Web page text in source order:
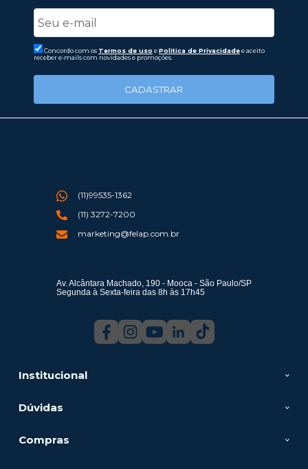
Concordo com os Termos de uso ePolitica de Privacidadee aceito
receber e-mails com novidades e promoções.
CADASTRAR
Institucional
Dúvidas
Compras
(11)99535-1362
(11) 3272-7200
marketing@felap.com.br
Av. Alcântara Machado, 190 - Mooca - São Paulo/SP
Segunda à Sexta-feira das 8h às 17h45